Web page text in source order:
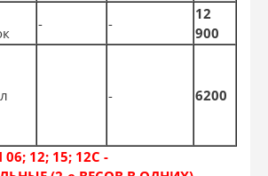
- -
12
900
- 6200
12; 15; 12C -